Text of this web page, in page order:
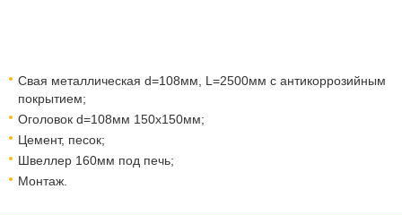
Свая металлическая d=108мм, L=2500мм с антикоррозийным
покрытием;
Оголовок d=108мм 150x150мм;
Цемент, песок;
Швеллер 160мм под печь;
Монтаж.